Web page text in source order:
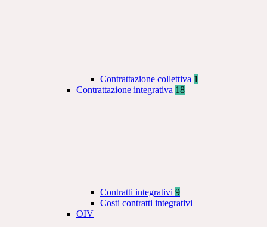
Contrattazione collettiva 1
Contrattazione integrativa 18
Contratti integrativi 9
Costi contratti integrativi
OIV